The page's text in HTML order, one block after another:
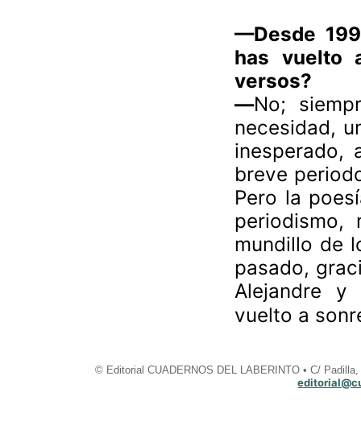
—Desde
has vuelto
versos?
—No;
necesidad,
inesperado,
breve
Pero la
mundillo de
pasado,
Alejandre
vuelto a
© Editorial CUADERNOS DEL LABERINTO • C/